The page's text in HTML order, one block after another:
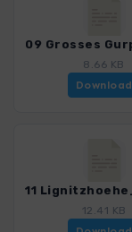
8.66 KB
Download
12.41 KB